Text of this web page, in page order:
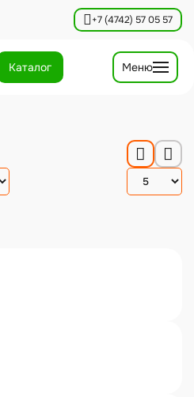
+7 (4742) 57 05 57
Каталог Меню